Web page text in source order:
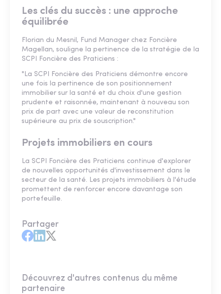
Les clés du succès : une approche
équilibrée
Florian du Mesnil, Fund Manager chez Foncière
Magellan, souligne la pertinence de la stratégie de la
SCPI Foncière des Praticiens :
"La SCPI Foncière des Praticiens démontre encore
une fois la pertinence de son positionnement
immobilier sur la santé et du choix d'une gestion
prudente et raisonnée, maintenant à nouveau son
prix de part avec une valeur de reconstitution
supérieure au prix de souscription."
Projets immobiliers en cours
La SCPI Foncière des Praticiens continue d'explorer
de nouvelles opportunités d'investissement dans le
secteur de la santé. Les projets immobiliers à l'étude
promettent de renforcer encore davantage son
portefeuille.
Partager
Découvrez d'autres contenus du même
partenaire